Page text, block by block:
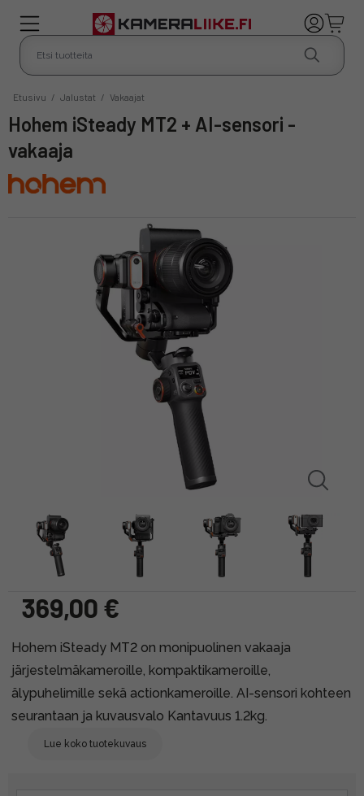
Etusivu / Jalustat / Vakaajat
Hohem iSteady MT2 + AI-sensori -
vakaaja
369,00 €
Hohem iSteady MT2 on monipuolinen vakaaja
järjestelmäkameroille, kompaktikameroille,
älypuhelimille sekä actionkameroille. AI-sensori kohteen
seurantaan ja kuvausvalo Kantavuus 1.2kg.
Lue koko tuotekuvaus